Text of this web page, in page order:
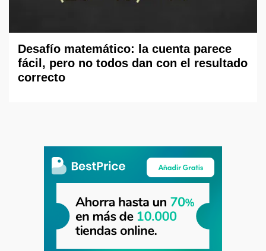
Desafío matemático: la cuenta parece
fácil, pero no todos dan con el resultado
correcto